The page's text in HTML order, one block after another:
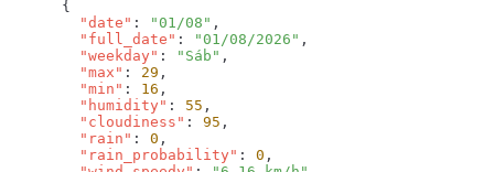
        "date"
: "01/08"
        "full_date"
: "01/08/2026"
        "weekday"
: "Sáb"
        "max"
: 29
        "min"
: 16
        "humidity"
: 55
        "cloudiness"
: 95
        "rain"
: 0
        "rain_probability"
: 0